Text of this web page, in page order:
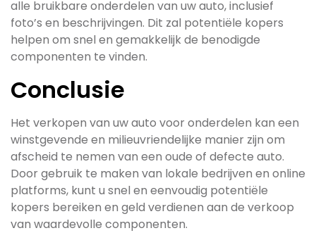
alle bruikbare onderdelen van uw auto, inclusief
foto’s en beschrijvingen. Dit zal potentiële kopers
helpen om snel en gemakkelijk de benodigde
componenten te vinden.
Conclusie
Het verkopen van uw auto voor onderdelen kan een
winstgevende en milieuvriendelijke manier zijn om
afscheid te nemen van een oude of defecte auto.
Door gebruik te maken van lokale bedrijven en online
platforms, kunt u snel en eenvoudig potentiële
kopers bereiken en geld verdienen aan de verkoop
van waardevolle componenten.